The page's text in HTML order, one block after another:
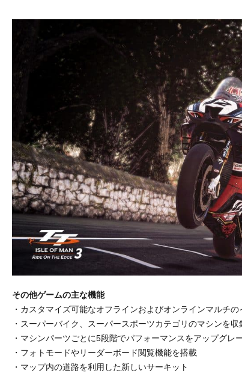
その他ゲームの主な機能
・カスタマイズ可能なオフラインおよびオンラインマルチの
・スーパーバイク、スーパースポーツカテゴリのマシンを収
・マシンパーツごとに5段階でパフォーマンスをアップグレ
・フォトモードやリーダーボード閲覧機能を搭載
・マップ内の道路を利用した新しいサーキット